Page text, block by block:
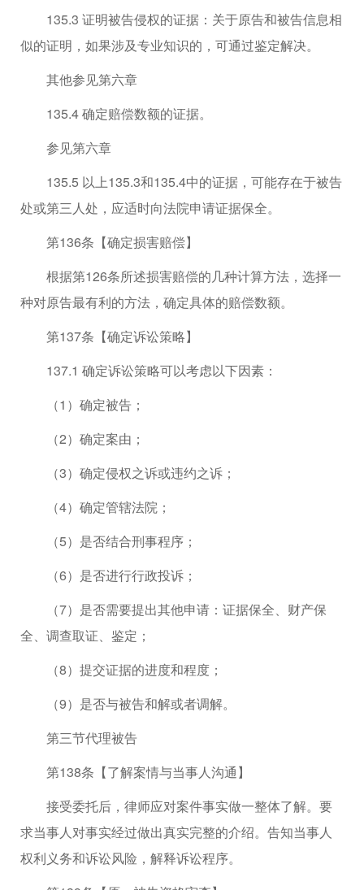
135.3 证明被告侵权的证据：关于原告和被告信息相
似的证明，如果涉及专业知识的，可通过鉴定解决。
其他参见第六章
135.4 确定赔偿数额的证据。
参见第六章
135.5 以上135.3和135.4中的证据，可能存在于被告
处或第三人处，应适时向法院申请证据保全。
第136条【确定损害赔偿】
根据第126条所述损害赔偿的几种计算方法，选择一
种对原告最有利的方法，确定具体的赔偿数额。
第137条【确定诉讼策略】
137.1 确定诉讼策略可以考虑以下因素：
（1）确定被告；
（2）确定案由；
（3）确定侵权之诉或违约之诉；
（4）确定管辖法院；
（5）是否结合刑事程序；
（6）是否进行行政投诉；
（7）是否需要提出其他申请：证据保全、财产保
全、调查取证、鉴定；
（8）提交证据的进度和程度；
（9）是否与被告和解或者调解。
第三节代理被告
第138条【了解案情与当事人沟通】
接受委托后，律师应对案件事实做一整体了解。要
求当事人对事实经过做出真实完整的介绍。告知当事人
权利义务和诉讼风险，解释诉讼程序。